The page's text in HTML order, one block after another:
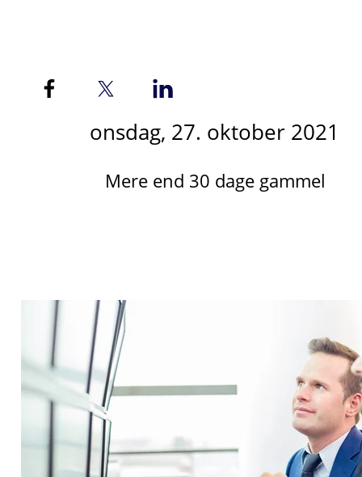
onsdag, 27. oktober 2021
Mere end 30 dage gammel